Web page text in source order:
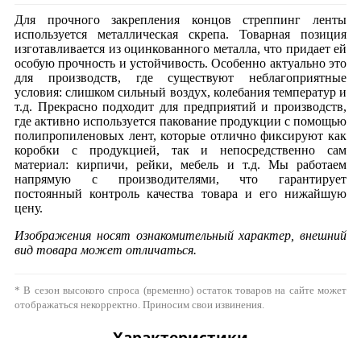
Для прочного закрепления концов стреппинг ленты
используется металлическая скрепа. Товарная позиция
изготавливается из оцинкованного металла, что придает ей
особую прочность и устойчивость. Особенно актуально это
для производств, где существуют неблагоприятные
условия: слишком сильный воздух, колебания температур и
т.д. Прекрасно подходит для предприятий и производств,
где активно используется пакование продукции с помощью
полипропиленовых лент, которые отлично фиксируют как
коробки с продукцией, так и непосредственно сам
материал: кирпичи, рейки, мебель и т.д. Мы работаем
напрямую с производителями, что гарантирует
постоянный контроль качества товара и его нижайшую
цену.
Изображения носят ознакомительный характер, внешний
вид товара может отличаться.
* В сезон высокого спроса (временно) остаток товаров на сайте может
отображаться некорректно. Приносим свои извинения.